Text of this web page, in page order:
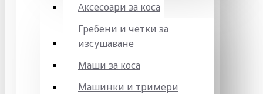
Аксесоари за коса
Гребени и четки за
изсушаване
Маши за коса
Машинки и тримери